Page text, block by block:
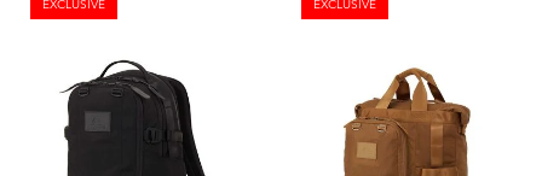
EXCLUSIVE EXCLUSIVE